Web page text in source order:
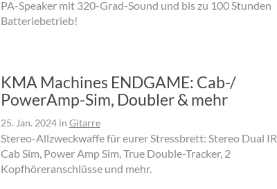
PA-Speaker mit 320-Grad-Sound und bis zu 100 Stunden
Batteriebetrieb!
KMA Machines ENDGAME: Cab-/
PowerAmp-Sim, Doubler & mehr
25. Jan. 2024in Gitarre
Stereo-Allzweckwaffe für eurer Stressbrett: Stereo Dual IR
Cab Sim, Power Amp Sim, True Double-Tracker, 2
Kopfhöreranschlüsse und mehr.